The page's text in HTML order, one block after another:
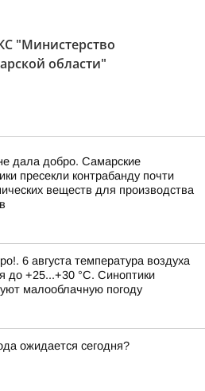
"Министерство
области"
дала добро. Самарские
пресекли контрабанду почти
веществ для производства
6 августа температура воздуха
до +25...+30 °C. Синоптики
малооблачную погоду
ожидается сегодня?